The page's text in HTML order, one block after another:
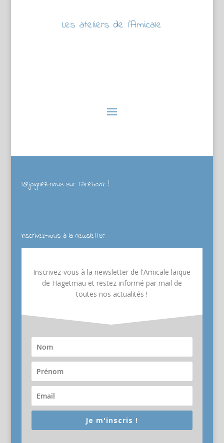
Les ateliers de l’Amicale
Rejoignez-nous sur Facebook !
Inscrivez-vous à la newsletter
Inscrivez-vous à la newsletter de l'Amicale laïque
de Hagetmau et restez informé par mail de
toutes nos actualités !
Je m'inscris !